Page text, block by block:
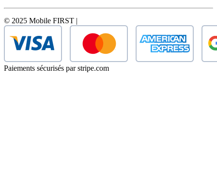
© 2025 Mobile FIRST |
Paiements sécurisés par stripe.com